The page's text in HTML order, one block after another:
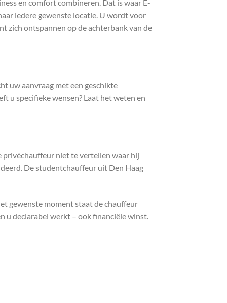
en comfort combineren. Dat is waar E-
iedere gewenste locatie. U wordt voor
zich ontspannen op de achterbank van de
uw aanvraag met een geschikte
u specifieke wensen? Laat het weten en
niet te vertellen waar hij
De studentchauffeur uit Den Haag
gewenste moment staat de chauffeur
u declarabel werkt – ook financiële winst.